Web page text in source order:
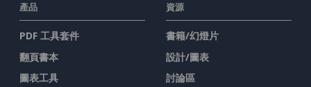
產品
PDF 工具套件
翻頁書本
圖表工具
資源
書籍/幻燈片
設計/圖表
討論區